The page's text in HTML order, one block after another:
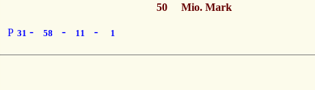
P 31 - 58 - 11 - 1
50 Mio. Mark